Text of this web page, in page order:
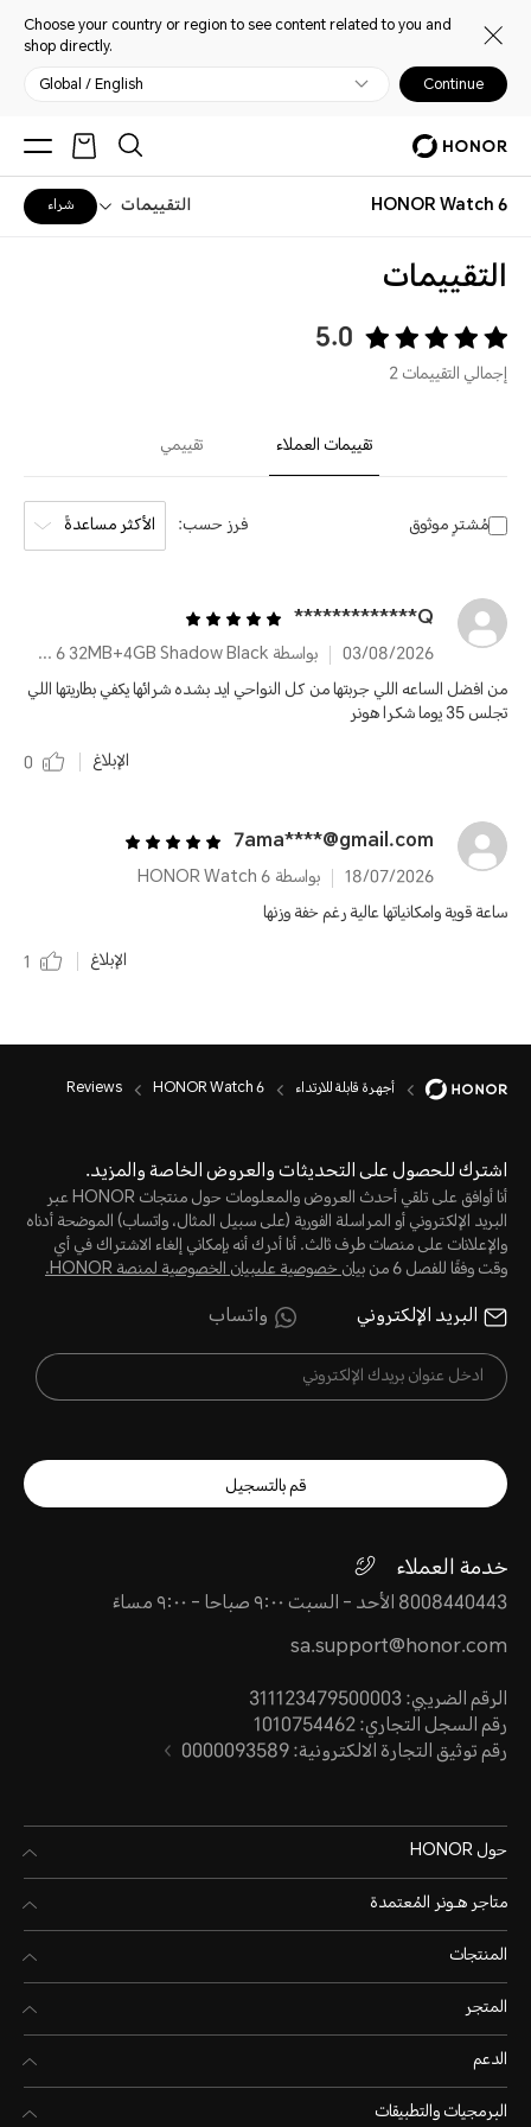
Choose your country or region to see content related to you and
shop directly.
Global / English Continue
HONOR Watch 6 التقييمات شراء
التقييمات
5.0
إجمالي التقييمات 2
تقييمات العملاء تقييمي
مُشترٍ موثوق فرز حسب: الأكثر مساعدةً
Q*************
03/08/2026
بواسطة HONOR Watch 6 32MB+4GB Shadow Black
من افضل الساعه اللي جربتها من كل النواحي ايد بشده شرائها يكفي بطاريتها اللي
تجلس 35 يوما شكرا هونر
الإبلاغ
0
7ama****@gmail.com
18/07/2026
بواسطة HONOR Watch 6
ساعة قوية وامكانياتها عالية رغم خفة وزنها
الإبلاغ
1
أجهرة قابلة للارتداء HONOR Watch 6
Reviews
اشترك للحصول على التحديثات والعروض الخاصة والمزيد.
أنا أوافق على تلقي أحدث العروض والمعلومات حول منتجات HONOR عبر
البريد الإلكتروني أو المراسلة الفورية (على سبيل المثال، واتساب) الموضحة أدناه
والإعلانات على منصات طرف ثالث. أنا أدرك أنه بإمكاني إلغاء الاشتراك في أي
وقت وفقًا للفصل 6 من
بيان خصوصية علىبيان الخصوصية لمنصة HONOR‬.
البريد الإلكتروني واتساب
قم بالتسجيل
خدمة العملاء
8008440443 الأحد - السبت ٩:٠٠ صباحا - ٩:٠٠ مساءً
sa.support@honor.com
الرقم الضريبي: 311123479500003
رقم السجل التجاري: 1010754462
رقم توثيق التجارة الالكترونية: 0000093589
حول HONOR
متاجر هـونر المُعتمدة
المنتجات
المتجر
الدعم
البرمجيات والتطبيقات